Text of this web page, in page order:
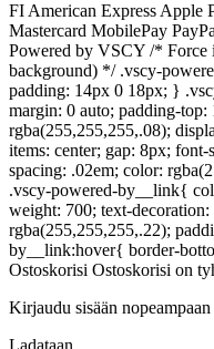
FI American Express Apple
Mastercard MobilePay
Powered by VSCY /* Force
background) */ .vscy-
padding: 14px 0 18px; }
margin: 0 auto; padding-
rgba(255,255,255,.08);
items: center; gap: 8px;
spacing: .02em; color:
.vscy-powered-by__link{
weight: 700; text-
rgba(255,255,255,.22);
by__link:hover{ border-
Ostoskorisi Ostoskorisi on
Kirjaudu sisään